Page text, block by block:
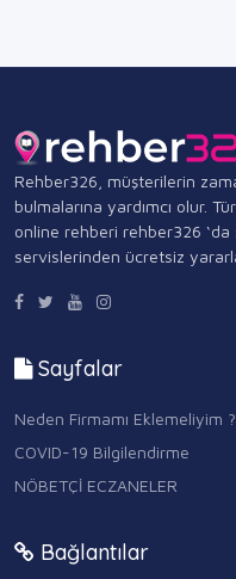
Rehber326, müşterilerin
bulmalarına yardımcı olur.
online rehberi rehber326
servislerinden ücretsiz
Sayfalar
Neden Firmamı Eklemeliyim ?
COVID-19 Bilgilendirme
NÖBETÇİ ECZANELER
Bağlantılar